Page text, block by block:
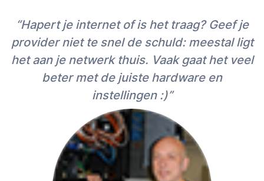
“Hapert je internet of is het traag? Geef je
provider niet te snel de schuld: meestal ligt
het aan je netwerk thuis. Vaak gaat het veel
beter met de juiste hardware en
instellingen :)”